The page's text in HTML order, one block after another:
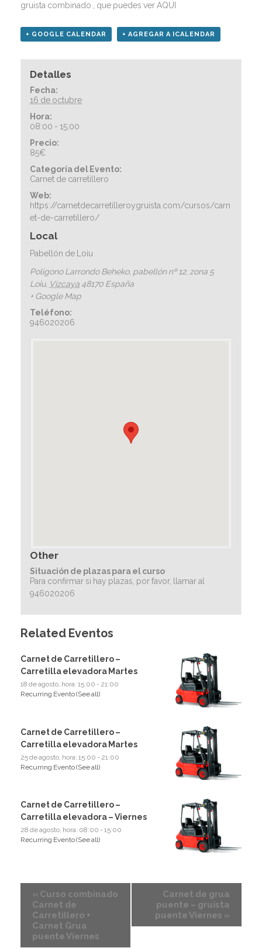
gruista combinado , que puedes ver AQUI
+ GOOGLE CALENDAR + AGREGAR A ICALENDAR
Detalles
Fecha:
16 de octubre
Hora:
08:00 - 15:00
Precio:
85€
Categoría del Evento:
Carnet de carretillero
Web:
https://carnetdecarretilleroygruista.com/cursos/carn
et-de-carretillero/
Local
Pabellón de Loiu
Polígono Larrondo Beheko, pabellón nº 12, zona 5
Loiu, Vizcaya 48170 España
+ Google Map
Teléfono:
946020206
Other
Situación de plazas para el curso
Para confirmar si hay plazas, por favor, llamar al
946020206
Related Eventos
Carnet de Carretillero –
Carretilla elevadora Martes
18 de agosto, hora: 15:00 - 21:00
Recurring Evento(See all)
Carnet de Carretillero –
Carretilla elevadora Martes
25 de agosto, hora: 15:00 - 21:00
Recurring Evento(See all)
Carnet de Carretillero –
Carretilla elevadora – Viernes
28 de agosto, hora: 08:00 -15:00
Recurring Evento(See all)
« Curso combinado
Carnet de
Carretillero +
Carnet Grua
puente Viernes
Carnet de grua
puente – gruista
puente Viernes »